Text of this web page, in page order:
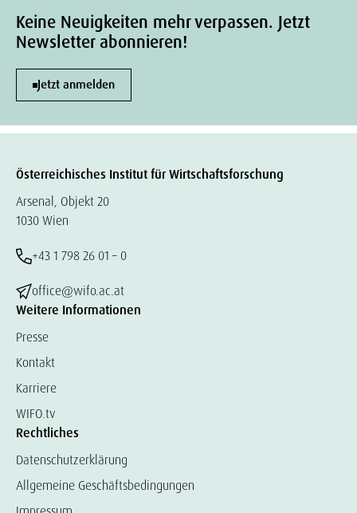
Keine Neuigkeiten mehr verpassen. Jetzt
Newsletter abonnieren!
Jetzt anmelden
Österreichisches Institut für Wirtschaftsforschung
Arsenal, Objekt 20
1030 Wien
+43 1 798 26 01 – 0
office@wifo.ac.at
Weitere Informationen
Presse
Kontakt
Karriere
WIFO.tv
Rechtliches
Datenschutzerklärung
Allgemeine Geschäftsbedingungen